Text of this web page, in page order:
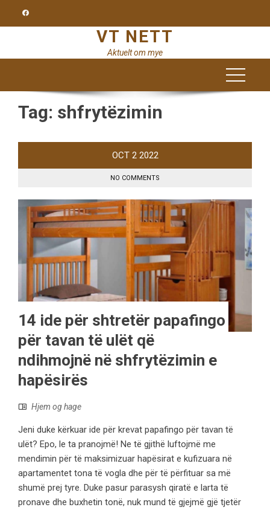
VT NETT
Aktuelt om mye
Tag: shfrytëzimin
OCT 2 2022
NO COMMENTS
14 ide për shtretër papafingo
për tavan të ulët që
ndihmojnë në shfrytëzimin e
hapësirës
Hjem og hage
Jeni duke kërkuar ide për krevat papafingo për tavan të
ulët? Epo, le ta pranojmë! Ne të gjithë luftojmë me
mendimin për të maksimizuar hapësirat e kufizuara në
apartamentet tona të vogla dhe për të përfituar sa më
shumë prej tyre. Duke pasur parasysh qiratë e larta të
pronave dhe buxhetin tonë, nuk mund të gjejmë gjë tjetër